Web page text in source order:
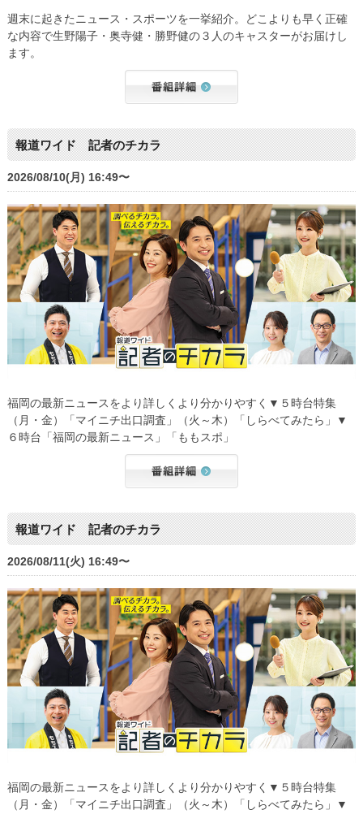
週末に起きたニュース・スポーツを一挙紹介。どこよりも早く正確
な内容で生野陽子・奥寺健・勝野健の３人のキャスターがお届けし
ます。
報道ワイド 記者のチカラ
2026/08/10(月) 16:49〜
福岡の最新ニュースをより詳しくより分かりやすく▼５時台特集
（月・金）「マイニチ出口調査」（火～木）「しらべてみたら」▼
６時台「福岡の最新ニュース」「ももスポ」
報道ワイド 記者のチカラ
2026/08/11(火) 16:49〜
福岡の最新ニュースをより詳しくより分かりやすく▼５時台特集
（月・金）「マイニチ出口調査」（火～木）「しらべてみたら」▼